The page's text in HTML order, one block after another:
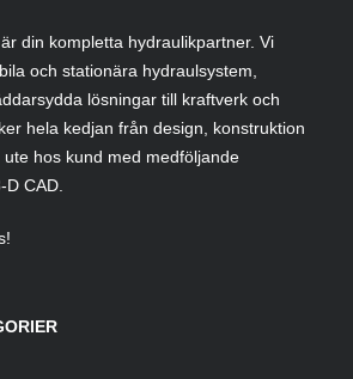
din kompletta hydraulikpartner. Vi
och stationära hydraulsystem,
lösningar till kraftverk och
hela kedjan från design, konstruktion
hos kund med medföljande
CAD.